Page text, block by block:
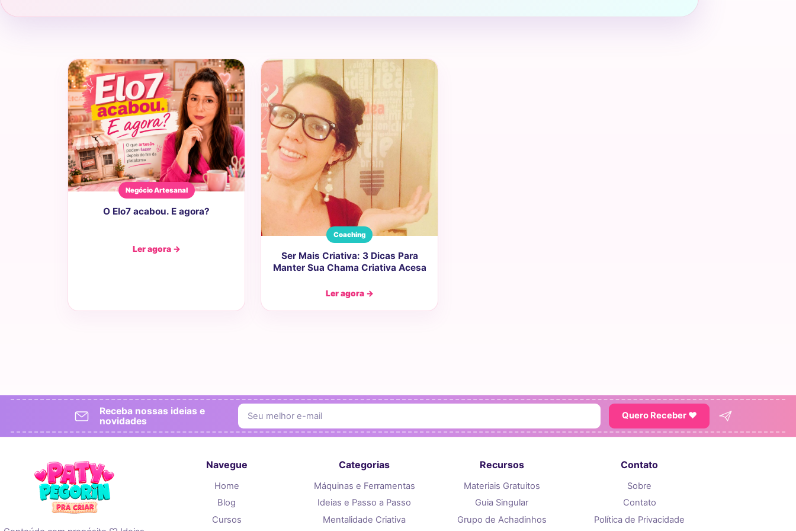
Negócio Artesanal
O Elo7 acabou. E agora?
Ler agora →
Coaching
Ser Mais Criativa: 3 Dicas Para
Manter Sua Chama Criativa Acesa
Ler agora →
Receba nossas ideias e
novidades
Quero Receber ♥
Navegue
Home
Blog
Cursos
Categorias
Máquinas e Ferramentas
Ideias e Passo a Passo
Mentalidade Criativa
Recursos
Materiais Gratuitos
Guia Singular
Grupo de Achadinhos
Contato
Sobre
Contato
Política de Privacidade